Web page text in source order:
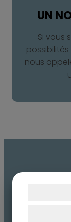
UN
Si vous
nous